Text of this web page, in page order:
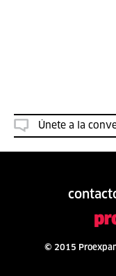
Únete a la
© 2015